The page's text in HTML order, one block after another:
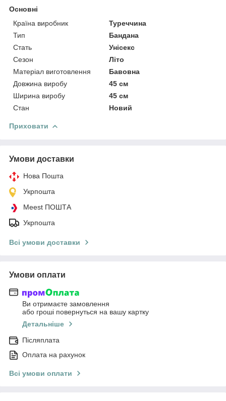
Основні
Країна виробник
Туреччина
Тип
Бандана
Стать
Унісекс
Сезон
Літо
Матеріал виготовлення
Бавовна
Довжина виробу
45 см
Ширина виробу
45 см
Стан
Новий
Приховати
Умови доставки
Нова Пошта
Укрпошта
Meest ПОШТА
Укрпошта
Всі умови доставки
Умови оплати
Ви отримаєте замовлення
або гроші повернуться на вашу картку
Детальніше
Післяплата
Оплата на рахунок
Всі умови оплати